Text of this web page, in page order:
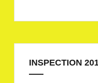
INSPECTION